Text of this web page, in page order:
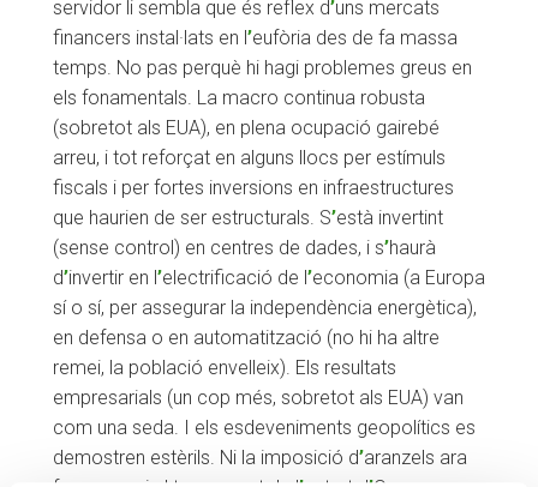
servidor li sembla que és reflex d’uns mercats
financers instal·lats en l’eufòria des de fa massa
temps. No pas perquè hi hagi problemes greus en
els fonamentals. La macro continua robusta
(sobretot als EUA), en plena ocupació gairebé
arreu, i tot reforçat en alguns llocs per estímuls
fiscals i per fortes inversions en infraestructures
que haurien de ser estructurals. S’està invertint
(sense control) en centres de dades, i s’haurà
d’invertir en l’electrificació de l’economia (a Europa
sí o sí, per assegurar la independència energètica),
en defensa o en automatització (no hi ha altre
remei, la població envelleix). Els resultats
empresarials (un cop més, sobretot als EUA) van
com una seda. I els esdeveniments geopolítics es
demostren estèrils. Ni la imposició d’aranzels ara